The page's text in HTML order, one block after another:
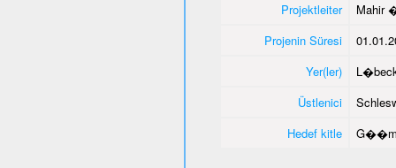
Projektleiter
Mahir
Projenin Süresi
Yer(ler)
Üstlenici
Hedef kitle